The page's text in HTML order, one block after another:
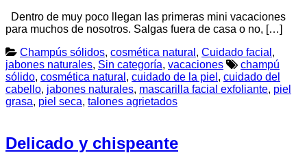
Dentro de muy poco llegan las primeras mini vacaciones
para muchos de nosotros. Salgas fuera de casa o no, […]
Champús sólidos, cosmética natural , Cuidado facial ,
jabones naturales, Sin categoría, vacaciones
champú
sólido, cosmética natural , cuidado de la piel , cuidado del
cabello, jabones naturales, mascarilla facial exfoliante, piel
grasa, piel seca, talones agrietados
Delicado y chispeante